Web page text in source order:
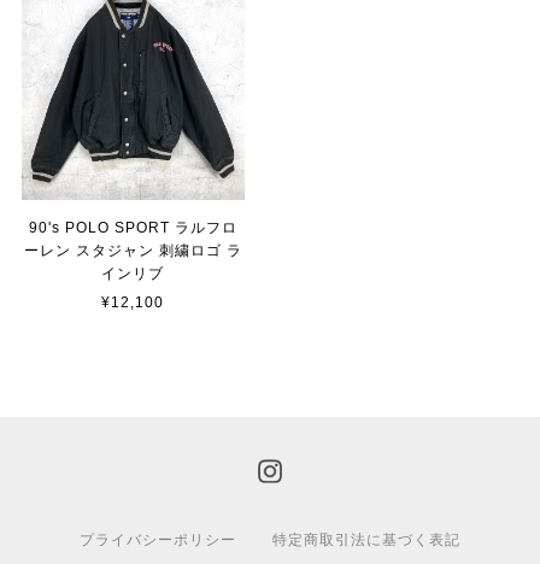
90's POLO SPORT ラルフロ
ーレン スタジャン 刺繍ロゴ ラ
インリブ
¥12,100
プライバシーポリシー 特定商取引法に基づく表記